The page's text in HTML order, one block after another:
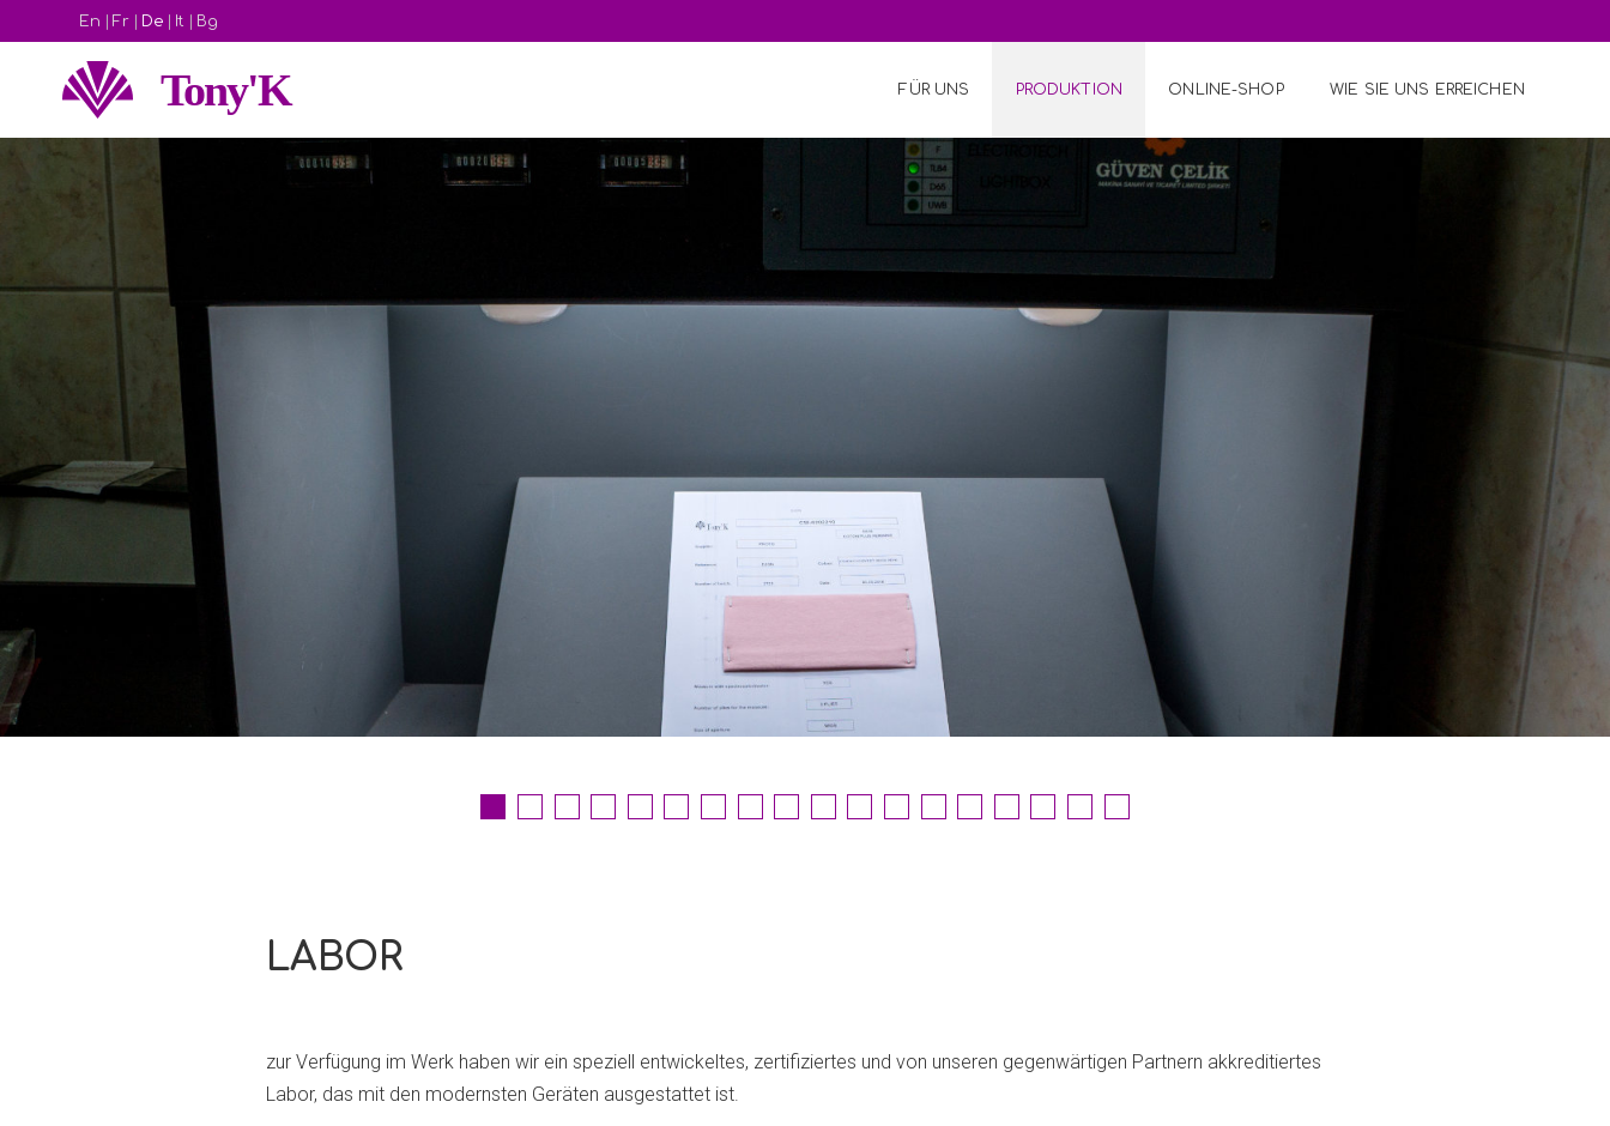
En | Fr | De | It | Bg
Tony'K FÜR UNS PRODUKTION ONLINE-SHOP WIE SIE UNS ERREICHEN
LABOR
zur Verfügung im Werk haben wir ein speziell entwickeltes, zertifiziertes und von unseren gegenwärtigen Partnern akkreditiertes
Labor, das mit den modernsten Geräten ausgestattet ist.